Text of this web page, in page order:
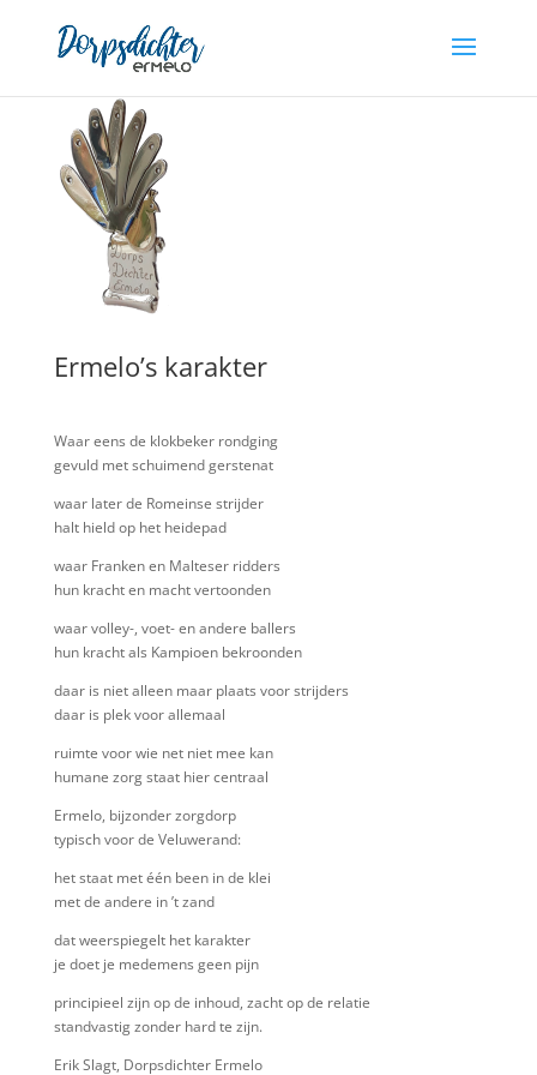
Ermelo’s karakter
Waar eens de klokbeker rondging
gevuld met schuimend gerstenat
waar later de Romeinse strijder
halt hield op het heidepad
waar Franken en Malteser ridders
hun kracht en macht vertoonden
waar volley-, voet- en andere ballers
hun kracht als Kampioen bekroonden
daar is niet alleen maar plaats voor strijders
daar is plek voor allemaal
ruimte voor wie net niet mee kan
humane zorg staat hier centraal
Ermelo, bijzonder zorgdorp
typisch voor de Veluwerand:
het staat met één been in de klei
met de andere in ’t zand
dat weerspiegelt het karakter
je doet je medemens geen pijn
principieel zijn op de inhoud, zacht op de relatie
standvastig zonder hard te zijn.
Erik Slagt, Dorpsdichter Ermelo